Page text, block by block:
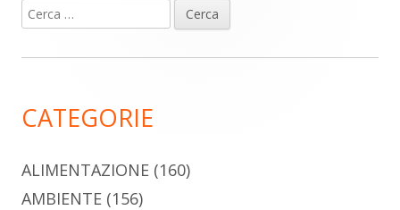
Barra
laterale
Ricerca
per:
CATEGORIE
ALIMENTAZIONE (160)
AMBIENTE (156)